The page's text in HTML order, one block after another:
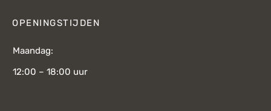
OPENINGSTIJDEN
Maandag:
12:00 – 18:00 uur